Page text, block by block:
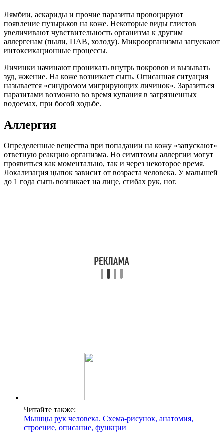
Лямбии, аскариды и прочие паразиты провоцируют
появление пузырьков на коже. Некоторые виды глистов
увеличивают чувствительность организма к другим
аллергенам (пыли, ПАВ, холоду). Микроорганизмы запускают
интоксикационные процессы.
Личинки начинают проникать внутрь покровов и вызывать
зуд, жжение. На коже возникает сыпь. Описанная ситуация
называется «синдромом мигрирующих личинок». Заразиться
паразитами возможно во время купания в загрязненных
водоемах, при босой ходьбе.
Аллергия
Определенные вещества при попадании на кожу «запускают»
ответную реакцию организма. Но симптомы аллергии могут
проявиться как моментально, так и через некоторое время.
Локализация цыпок зависит от возраста человека. У малышей
до 1 года сыпь возникает на лице, сгибах рук, ног.
Читайте также:
Мышцы рук человека. Схема-рисунок, анатомия,
строение, описание, функции